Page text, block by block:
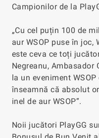
Campionilor de la
„Cu cel puțin 100 de
aur WSOP puse în joc,
este ceva ce toți
Negreanu, Ambasador
la un eveniment
înseamnă că absolut
inel de aur WSOP”.
Noii jucători PlayGG